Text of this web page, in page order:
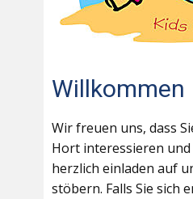
Willkommen
Wir freuen uns, dass
Hort interessieren und
herzlich einladen auf
stöbern. Falls Sie sich